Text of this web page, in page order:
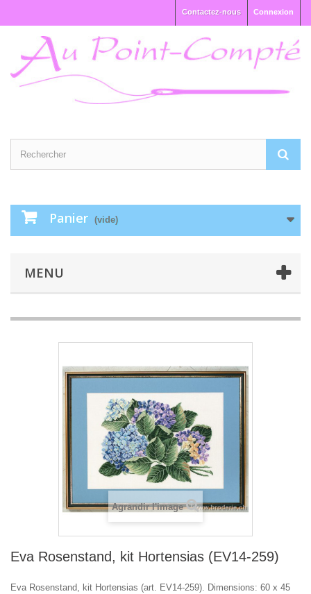
Connexion
Contactez-nous
Panier (vide)
MENU
Agrandir l'image
Eva Rosenstand, kit Hortensias (EV14-259)
Eva Rosenstand, kit Hortensias (art. EV14-259). Dimensions: 60 x 45